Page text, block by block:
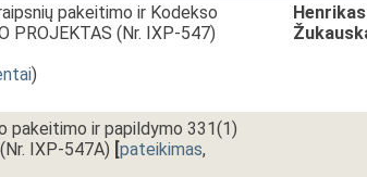
pakeitimo ir Kodekso
PROJEKTAS (Nr. IXP-547)
)
Henrikas
pakeitimo ir papildymo 331(1)
IXP-547A) [pateikimas,